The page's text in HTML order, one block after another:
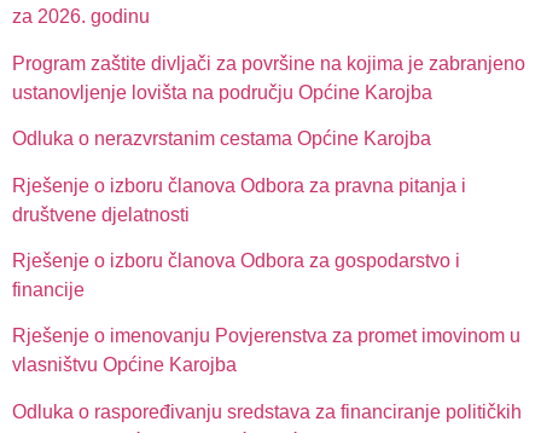
za 2026. godinu
Program zaštite divljači za površine na kojima je zabranjeno
ustanovljenje lovišta na području Općine Karojba
Odluka o nerazvrstanim cestama Općine Karojba
Rješenje o izboru članova Odbora za pravna pitanja i
društvene djelatnosti
Rješenje o izboru članova Odbora za gospodarstvo i
financije
Rješenje o imenovanju Povjerenstva za promet imovinom u
vlasništvu Općine Karojba
Odluka o raspoređivanju sredstava za financiranje političkih